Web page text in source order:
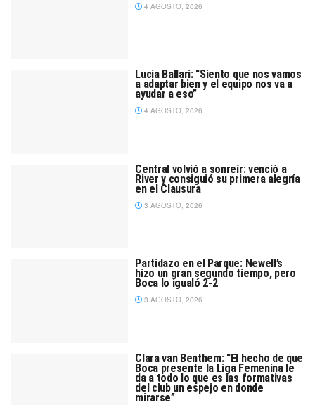
4 AGOSTO, 2026
Lucia Ballari: “Siento que nos vamos
a adaptar bien y el equipo nos va a
ayudar a eso”
4 AGOSTO, 2026
Central volvió a sonreír: venció a
River y consiguió su primera alegría
en el Clausura
3 AGOSTO, 2026
Partidazo en el Parque: Newell’s
hizo un gran segundo tiempo, pero
Boca lo igualó 2-2
3 AGOSTO, 2026
Clara van Benthem: “El hecho de que
Boca presente la Liga Femenina le
da a todo lo que es las formativas
del club un espejo en donde
mirarse”